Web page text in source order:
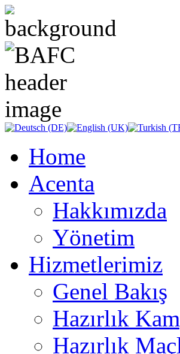
Home
Acenta
Hakkımızda
Yönetim
Hizmetlerimiz
Genel Bakış
Hazırlık
Hazırlık